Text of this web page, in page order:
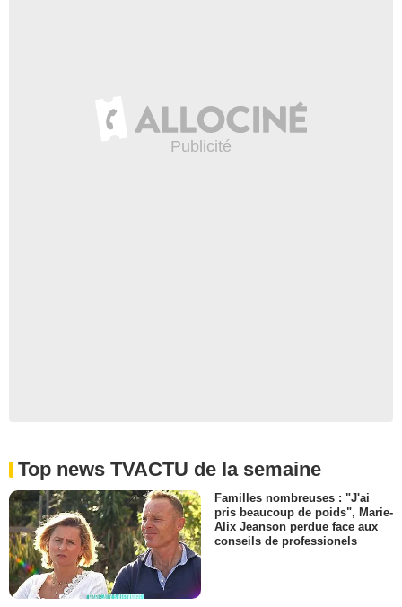
Top news TVACTU de la semaine
Familles nombreuses : "J'ai
pris beaucoup de poids", Marie-
Alix Jeanson perdue face aux
conseils de professionels